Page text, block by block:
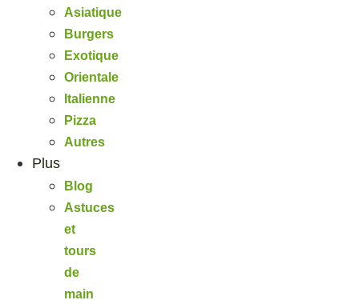
Asiatique
Burgers
Exotique
Orientale
Italienne
Pizza
Autres
Plus
Blog
Astuces
et
tours
de
main